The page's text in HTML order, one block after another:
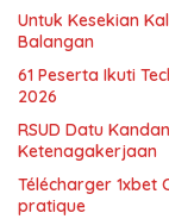
Untuk Kesekian
Balangan
61 Peserta Ikuti
2026
RSUD Datu
Ketenagakerjaan
Télécharger 1xbet
pratique